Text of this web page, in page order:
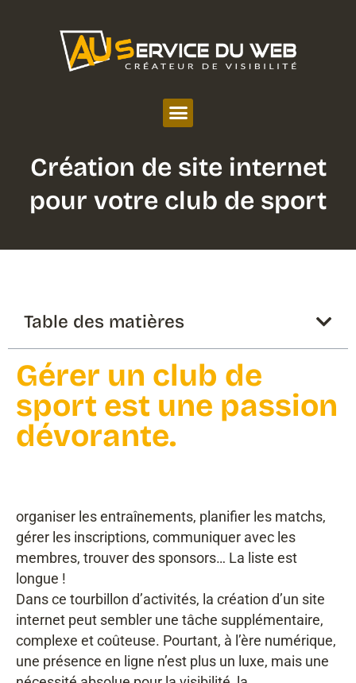
Création de site internet
pour votre club de sport
Table des matières
Gérer un club de
sport est une passion
dévorante.
organiser les entraînements, planifier les matchs,
gérer les inscriptions, communiquer avec les
membres, trouver des sponsors… La liste est
longue !
Dans ce tourbillon d’activités, la création d’un site
internet peut sembler une tâche supplémentaire,
complexe et coûteuse. Pourtant, à l’ère numérique,
une présence en ligne n’est plus un luxe, mais une